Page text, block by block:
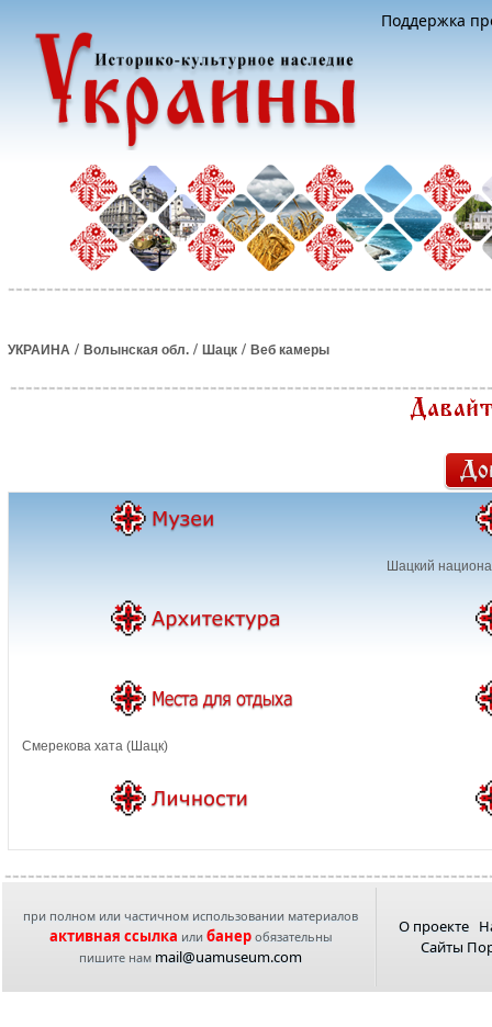
Поддержка
УКРАИНА / Волынская обл. / Шацк / Веб камеры
Шацкий
Смерекова хата (Шацк)
при полном или частичном использовании материалов
активная ссылка или банеробязательны
пишите нам mail@uamuseum.com
О проекте
Сайты